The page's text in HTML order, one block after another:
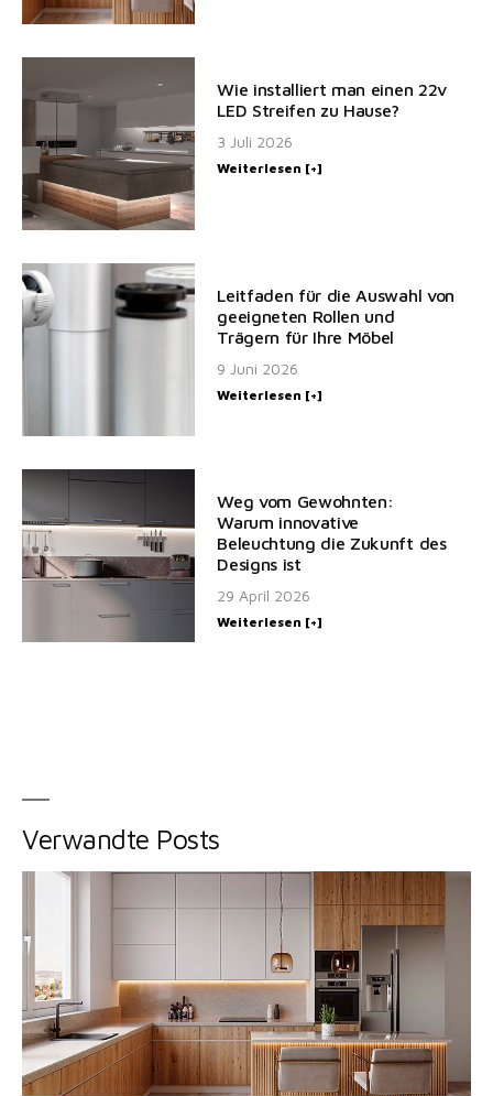
Wie installiert man einen 22v
LED Streifen zu Hause?
3 Juli 2026
Weiterlesen [+]
Leitfaden für die Auswahl von
geeigneten Rollen und
Trägern für Ihre Möbel
9 Juni 2026
Weiterlesen [+]
Weg vom Gewohnten:
Warum innovative
Beleuchtung die Zukunft des
Designs ist
29 April 2026
Weiterlesen [+]
Verwandte Posts